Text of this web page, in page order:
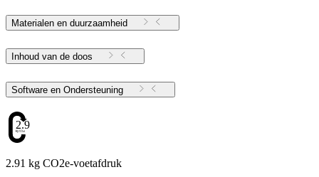
Materialen en duurzaamheid
Inhoud van de doos
Software en Ondersteuning
2.91
2.91 kg CO2e-voetafdruk